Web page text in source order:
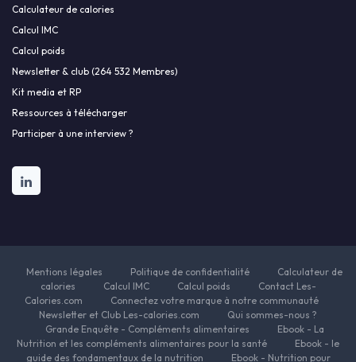
Calculateur de calories
Calcul IMC
Calcul poids
Newsletter & club (264 532 Membres)
Kit media et RP
Ressources à télécharger
Participer à une interview ?
Mentions légales Politique de confidentialité
Calculateur de
calories
Calcul IMC Calcul poids
Contact Les-
Calories.com
Connectez votre marque à notre communauté
Newsletter et Club Les-calories.com
Qui sommes-nous ?
Grande Enquête - Compléments alimentaires
Ebook - La
Nutrition et les compléments alimentaires pour la santé
Ebook - le
guide des fondamentaux de la nutrition
Ebook - Nutrition pour